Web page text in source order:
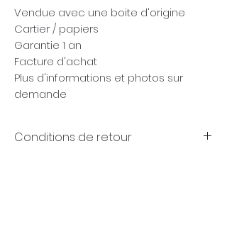
Vendue avec une boite d'origine
Cartier / papiers
Garantie 1 an
Facture d'achat
Plus d'informations et photos sur
demande
Conditions de retour